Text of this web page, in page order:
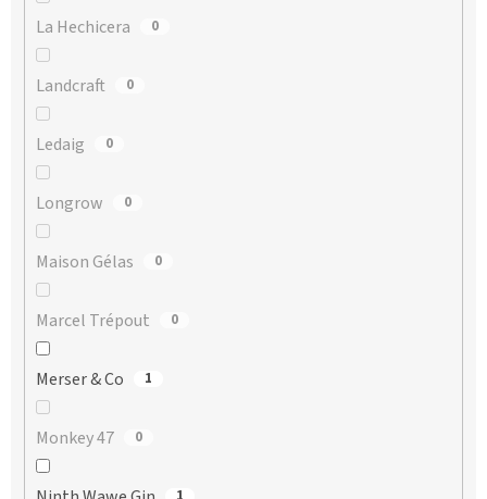
La Hechicera 0
Landcraft 0
Ledaig 0
Longrow 0
Maison Gélas 0
Marcel Trépout 0
Merser & Co 1
Monkey 47 0